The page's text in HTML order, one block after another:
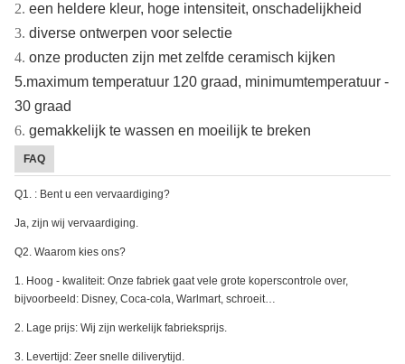
2. een heldere kleur, hoge intensiteit, onschadelijkheid
3. diverse ontwerpen voor selectie
4. onze producten zijn met zelfde ceramisch kijken
5.maximum temperatuur 120 graad, minimumtemperatuur -
30 graad
6. gemakkelijk te wassen en moeilijk te breken
FAQ
Q1. : Bent u een vervaardiging?
Ja, zijn wij vervaardiging.
Q2. Waarom kies ons?
1. Hoog - kwaliteit: Onze fabriek gaat vele grote koperscontrole over,
bijvoorbeeld: Disney, Coca-cola, Warlmart, schroeit…
2. Lage prijs: Wij zijn werkelijk fabrieksprijs.
3. Levertijd: Zeer snelle diliverytijd.